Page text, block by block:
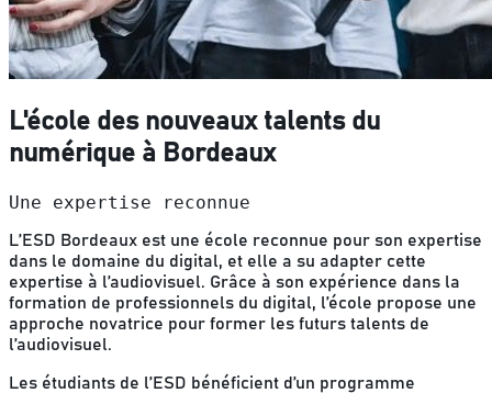
L'école des nouveaux talents du
numérique à Bordeaux
Une expertise reconnue
L’ESD Bordeaux est une école reconnue pour son expertise
dans le domaine du digital, et elle a su adapter cette
expertise à l’audiovisuel. Grâce à son expérience dans la
formation de professionnels du digital, l’école propose une
approche novatrice pour former les futurs talents de
l’audiovisuel.
Les étudiants de l’ESD bénéficient d’un programme